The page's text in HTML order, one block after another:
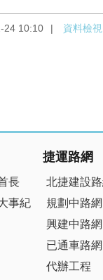
24 10:10 資料檢視
長
事紀
捷運路網
北捷建設
規劃中路網
興建中路網
已通車路網
代辦工程